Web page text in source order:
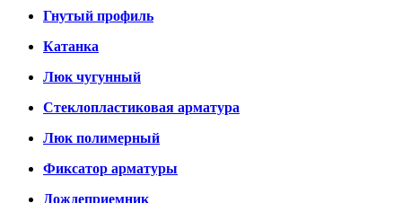
Гнутый профиль
Катанка
Люк чугунный
Стеклопластиковая арматура
Люк полимерный
Фиксатор арматуры
Дождеприемник